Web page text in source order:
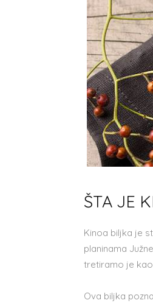
ŠTA JE
Kinoa biljka je
planinama
tretiramo je
Ova biljka